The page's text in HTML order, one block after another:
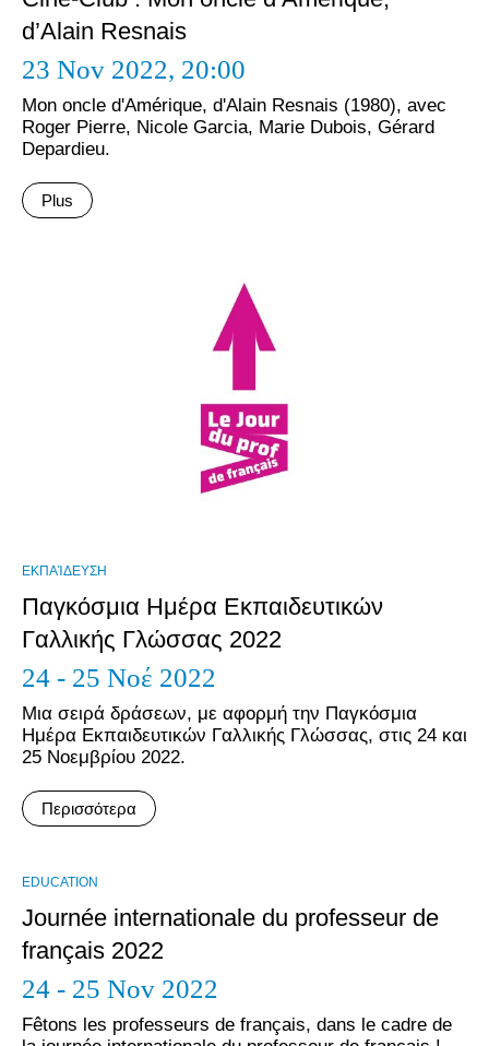
d’Alain Resnais
23 Nov 2022, 20:00
Mon oncle d'Amérique, d'Alain Resnais (1980), avec
Roger Pierre, Nicole Garcia, Marie Dubois, Gérard
Depardieu.
Plus
ΕΚΠΑΊΔΕΥΣΗ
Παγκόσμια Ημέρα Εκπαιδευτικών
Γαλλικής Γλώσσας 2022
24 - 25 Νοέ 2022
Μια σειρά δράσεων, με αφορμή την Παγκόσμια
Ημέρα Εκπαιδευτικών Γαλλικής Γλώσσας, στις 24 και
25 Νοεμβρίου 2022.
Περισσότερα
EDUCATION
Journée internationale du professeur de
français 2022
24 - 25 Nov 2022
Fêtons les professeurs de français, dans le cadre de